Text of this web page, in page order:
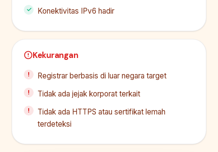
Konektivitas IPv6 hadir
Kekurangan
Registrar berbasis di luar negara target
Tidak ada jejak korporat terkait
Tidak ada HTTPS atau sertifikat lemah
terdeteksi